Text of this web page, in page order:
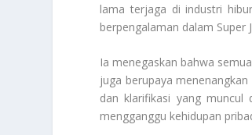
lama terjaga di industri
berpengalaman dalam Super
Ia menegaskan bahwa
juga berupaya
dan klarifikasi yang
mengganggu kehidupan